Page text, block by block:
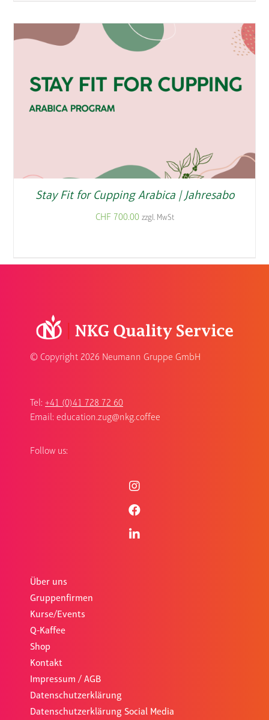
Stay Fit for Cupping Arabica | Jahresabo
CHF 700.00 zzgl. MwSt
Über uns
Gruppenfirmen
Kurse/Events
Q-Kaffee
Shop
Kontakt
Impressum / AGB
Datenschutzerklärung
Datenschutzerklärung Social Media
Tel: +41 (0)41 728 72 60
Email: education.zug@nkg.coffee
Follow us:
© Copyright 2026 Neumann Gruppe GmbH